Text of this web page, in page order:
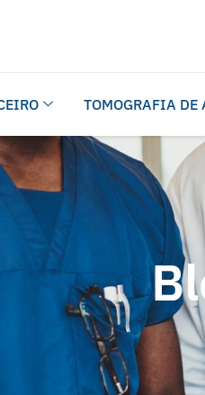
TOMOGRAFIA DE